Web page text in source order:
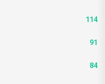
114
91
84